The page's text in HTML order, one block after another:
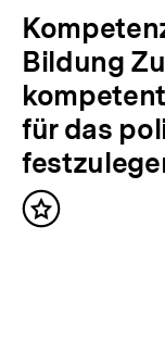
r
I
n
h
a
l
t
N
ä
c
h
s
t
e
Bildung
für das
Inhalt